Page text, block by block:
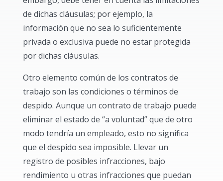
de dichas cláusulas; por ejemplo, la
información que no sea lo suficientemente
privada o exclusiva puede no estar protegida
por dichas cláusulas.
Otro elemento común de los contratos de
trabajo son las condiciones o términos de
despido. Aunque un contrato de trabajo puede
eliminar el estado de “a voluntad” que de otro
modo tendría un empleado, esto no significa
que el despido sea imposible. Llevar un
registro de posibles infracciones, bajo
rendimiento u otras infracciones que puedan